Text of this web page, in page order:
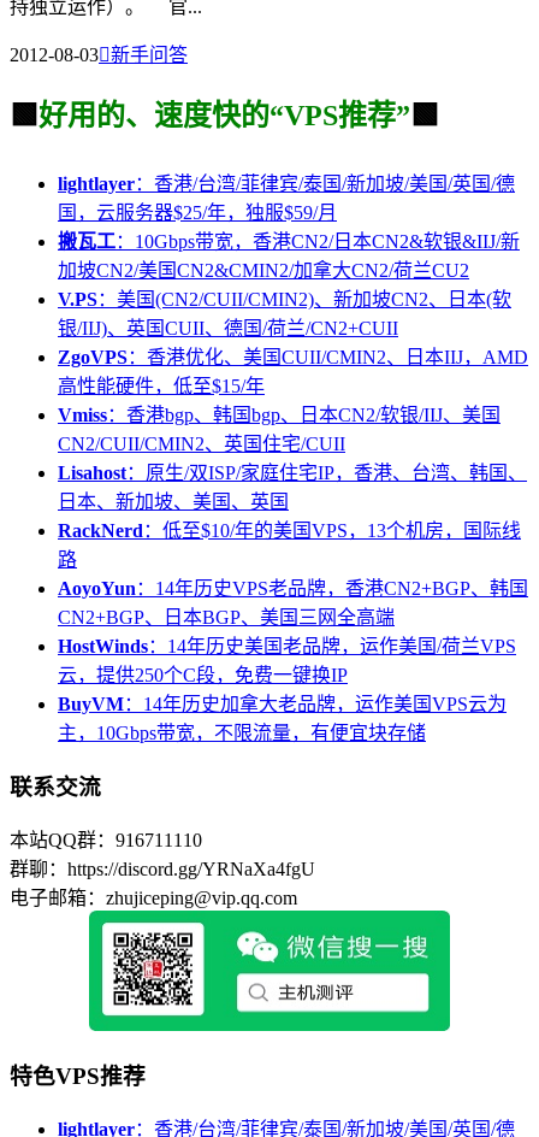
持独立运作）。 官...
2012-08-03新手问答
🟩 好用的、速度快的“VPS推荐” 🟩
lightlayer：香港/台湾/菲律宾/泰国/新加坡/美国/英国/德
国，云服务器$25/年，独服$59/月
搬瓦工：10Gbps带宽，香港CN2/日本CN2&软银&IIJ/新
加坡CN2/美国CN2&CMIN2/加拿大CN2/荷兰CU2
V.PS：美国(CN2/CUII/CMIN2)、新加坡CN2、日本(软
银/IIJ)、英国CUII、德国/荷兰/CN2+CUII
ZgoVPS：香港优化、美国CUII/CMIN2、日本IIJ，AMD
高性能硬件，低至$15/年
Vmiss：香港bgp、韩国bgp、日本CN2/软银/IIJ、美国
CN2/CUII/CMIN2、英国住宅/CUII
Lisahost：原生/双ISP/家庭住宅IP，香港、台湾、韩国、
日本、新加坡、美国、英国
RackNerd ：低至$10/年的美国VPS，13个机房，国际线
路
AoyoYun ：14年历史VPS老品牌，香港CN2+BGP、韩国
CN2+BGP、日本BGP、美国三网全高端
HostWinds：14年历史美国老品牌，运作美国/荷兰VPS
云，提供250个C段，免费一键换IP
BuyVM：14年历史加拿大老品牌，运作美国VPS云为
主，10Gbps带宽，不限流量，有便宜块存储
联系交流
本站QQ群：916711110
群聊：https://discord.gg/YRNaXa4fgU
电子邮箱：zhujiceping@vip.qq.com
特色VPS推荐
lightlayer：香港/台湾/菲律宾/泰国/新加坡/美国/英国/德